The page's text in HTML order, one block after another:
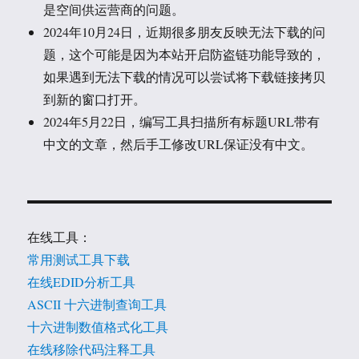
是空间供运营商的问题。
2024年10月24日，近期很多朋友反映无法下载的问
题，这个可能是因为本站开启防盗链功能导致的，
如果遇到无法下载的情况可以尝试将下载链接拷贝
到新的窗口打开。
2024年5月22日，编写工具扫描所有标题URL带有
中文的文章，然后手工修改URL保证没有中文。
在线工具：
常用测试工具下载
在线EDID分析工具
ASCII 十六进制查询工具
十六进制数值格式化工具
在线移除代码注释工具